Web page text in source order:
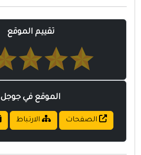
تقييم الموقع
الموقع في جوجل
الصفحات الارتباط